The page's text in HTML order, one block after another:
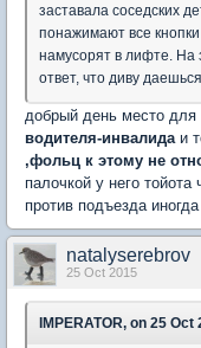
заставала соседских
понажимают все
намусорят в лифте. На
ответ, что диву
добрый день место для
водителя-инвалидаи
,фольц к этому не
палочкой у него
против подъезда
natalyserebrov
25 Oct 2015
IMPERATOR, on 25